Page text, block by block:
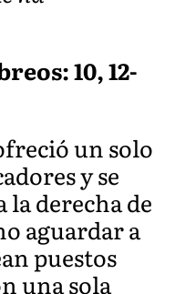
10, 12-
un solo
y se
la derecha de
aguardar a
puestos
una sola